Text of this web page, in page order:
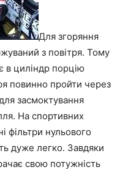
Для згоряння
з повітря. Тому
в циліндр порцію
повинно пройти через
засмоктування
На спортивних
фільтри нульового
дуже легко. Завдяки
свою потужність